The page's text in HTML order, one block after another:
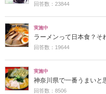
回答数：23844
実施中
ラーメンって日本食？そ
回答数：19644
実施中
神奈川県で一番うまいと
回答数：8506